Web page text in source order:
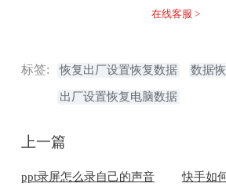
在线客服 >
标签: 恢复出厂设置恢复数据 数据
出厂设置恢复电脑数据
上一篇
ppt录屏怎么录自己的声音
快手如